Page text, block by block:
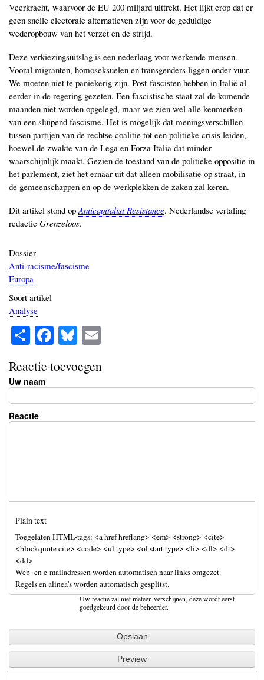
Veerkracht, waarvoor de EU 200 miljard uittrekt. Het lijkt erop dat er
geen snelle electorale alternatieven zijn voor de geduldige
wederopbouw van het verzet en de strijd.
Deze verkiezingsuitslag is een nederlaag voor werkende mensen.
Vooral migranten, homoseksuelen en transgenders liggen onder vuur.
We moeten niet te paniekerig zijn. Post-fascisten hebben in Italië al
eerder in de regering gezeten. Een fascistische staat zal de komende
maanden niet worden opgelegd, maar we zien wel alle kenmerken
van een sluipend fascisme. Het is mogelijk dat meningsverschillen
tussen partijen van de rechtse coalitie tot een politieke crisis leiden,
hoewel de zwakte van de Lega en Forza Italia dat minder
waarschijnlijk maakt. Gezien de toestand van de politieke oppositie in
het parlement, ziet het ernaar uit dat alleen mobilisatie op straat, in
de gemeenschappen en op de werkplekken de zaken zal keren.
Dit artikel stond op Anticapitalist Resistance. Nederlandse vertaling
redactie Grenzeloos.
Dossier
Anti-racisme/fascisme
Europa
Soort artikel
Analyse
S
ha
re
Fa
ce
bo
ok
Bl
ue
sk
y
ail
Reactie toevoegen
Uw naam
Reactie
Plain text
Toegelaten HTML-tags: <a href hreflang> <em> <strong> <cite>
<blockquote cite> <code> <ul type> <ol start type> <li> <dl> <dt>
<dd>
Web- en e-mailadressen worden automatisch naar links omgezet.
Regels en alinea's worden automatisch gesplitst.
Uw reactie zal niet meteen verschijnen, deze wordt eerst
goedgekeurd door de beheerder.